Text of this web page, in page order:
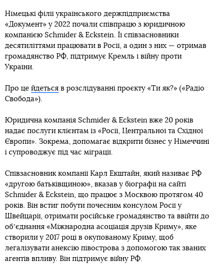
Німецькі філії українського держпідприємства
«Документ» у 2022 почали співпрацю з юридичною
компанією Schmider & Еckstein. Її співзасновники
десятиліттями працювати в Росії, а один з них — отримав
громадянство РФ, підтримує Кремль і війну проти
України.
Про це йдеться в розслідуванні проєкту «Ти як?» («Радіо
Свобода»).
Юридична компанія Schmider & Еckstein вже 20 років
надає послуги клієнтам із «Росії, Центральної та Східної
Європи». Зокрема, допомагає відкрити бізнес у Німеччині
і супроводжує під час міграції.
Співзасновник компанії Карл Екштайн, який називає РФ
«другою батьківщиною», вказав у біографії на сайті
Schmider & Еckstein, що працює з Москвою протягом 40
років. Він встиг побути почесним консулом Росії у
Швейцарії, отримати російське громадянство та ввійти до
обʼєднання «Міжнародна асоціація друзів Криму», яке
створили у 2017 році в окупованому Криму, щоб
легалізувати анексію півострова з допомогою так званих
агентів впливу. Він підтримує війну РФ.